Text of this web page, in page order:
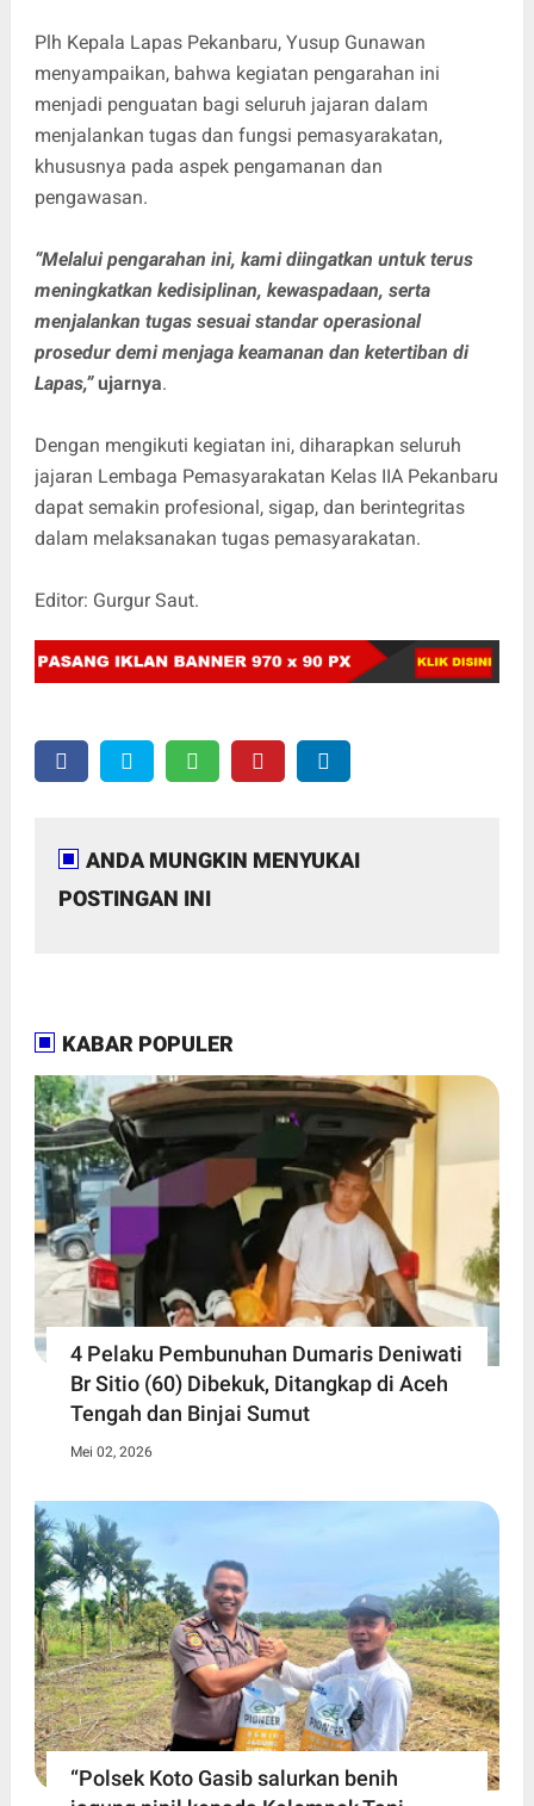
Plh Kepala Lapas Pekanbaru, Yusup Gunawan
menyampaikan, bahwa kegiatan pengarahan ini
menjadi penguatan bagi seluruh jajaran dalam
menjalankan tugas dan fungsi pemasyarakatan,
khususnya pada aspek pengamanan dan
pengawasan.
“Melalui pengarahan ini, kami diingatkan untuk terus
meningkatkan kedisiplinan, kewaspadaan, serta
menjalankan tugas sesuai standar operasional
prosedur demi menjaga keamanan dan ketertiban di
Lapas,” ujarnya.
Dengan mengikuti kegiatan ini, diharapkan seluruh
jajaran Lembaga Pemasyarakatan Kelas IIA Pekanbaru
dapat semakin profesional, sigap, dan berintegritas
dalam melaksanakan tugas pemasyarakatan.
Editor: Gurgur Saut.
ANDA MUNGKIN MENYUKAI
POSTINGAN INI
KABAR POPULER
4 Pelaku Pembunuhan Dumaris Deniwati
Br Sitio (60) ‎Dibekuk, Ditangkap di Aceh
Tengah ‎dan Binjai Sumut
Mei 02, 2026
“Polsek Koto Gasib salurkan benih